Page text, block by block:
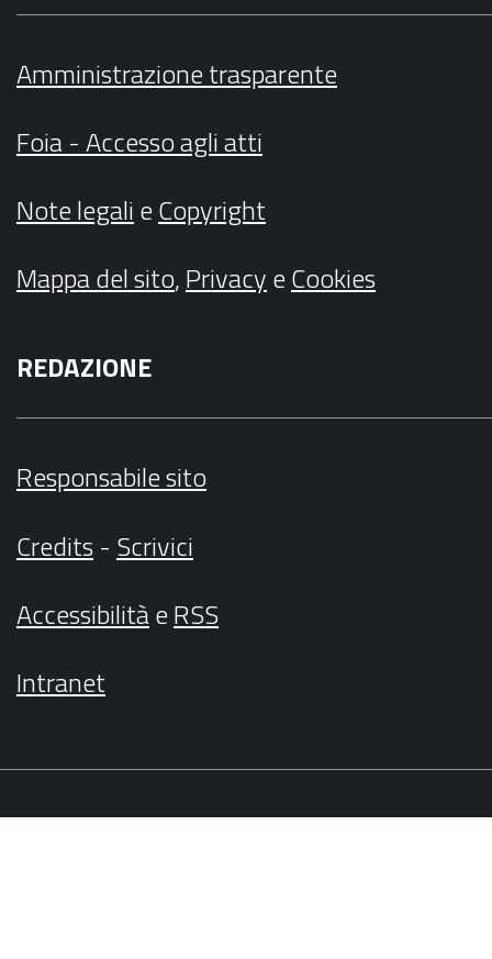
Amministrazione trasparente
Foia - Accesso agli atti
Note legalieCopyright
Mappa del sito,PrivacyeCookies
REDAZIONE
Responsabile sito
Credits- Scrivici
AccessibilitàeRSS
Intranet